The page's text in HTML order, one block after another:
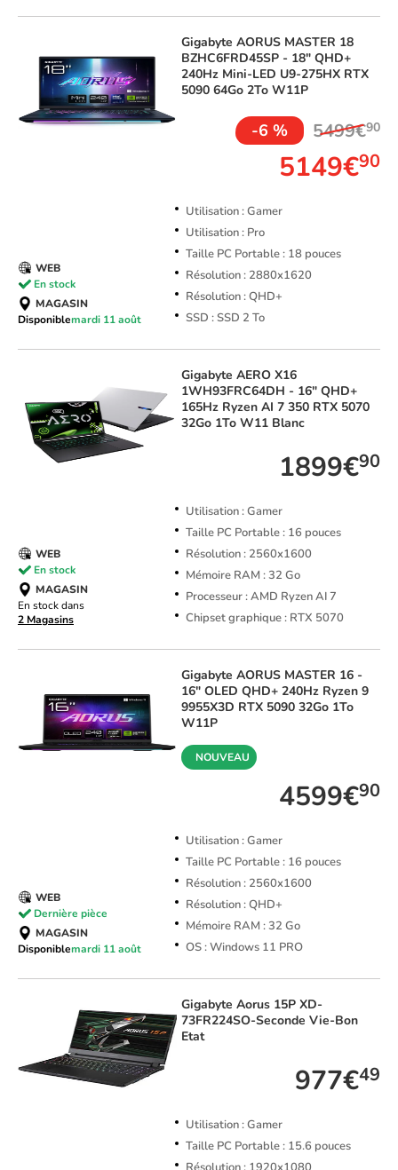
Gigabyte AORUS MASTER 18
BZHC6FRD45SP - 18" QHD+
240Hz Mini-LED U9-275HX RTX
5090 64Go 2To W11P
-6 % 5499€90
5149€90
Utilisation : Gamer
Utilisation : Pro
Taille PC Portable : 18 pouces
Résolution : 2880x1620
Résolution : QHD+
SSD : SSD 2 To
WEB
En stock
MAGASIN
Disponiblemardi 11 août
Gigabyte AERO X16
1WH93FRC64DH - 16" QHD+
165Hz Ryzen AI 7 350 RTX 5070
32Go 1To W11 Blanc
1899€90
Utilisation : Gamer
Taille PC Portable : 16 pouces
Résolution : 2560x1600
Mémoire RAM : 32 Go
Processeur : AMD Ryzen AI 7
Chipset graphique : RTX 5070
WEB
En stock
MAGASIN
En stock dans
2 Magasins
Gigabyte AORUS MASTER 16 -
16" OLED QHD+ 240Hz Ryzen 9
9955X3D RTX 5090 32Go 1To
W11P
NOUVEAU
4599€90
Utilisation : Gamer
Taille PC Portable : 16 pouces
Résolution : 2560x1600
Résolution : QHD+
Mémoire RAM : 32 Go
OS : Windows 11 PRO
WEB
Dernière pièce
MAGASIN
Disponiblemardi 11 août
Gigabyte Aorus 15P XD-
73FR224SO-Seconde Vie-Bon
Etat
977€49
Utilisation : Gamer
Taille PC Portable : 15.6 pouces